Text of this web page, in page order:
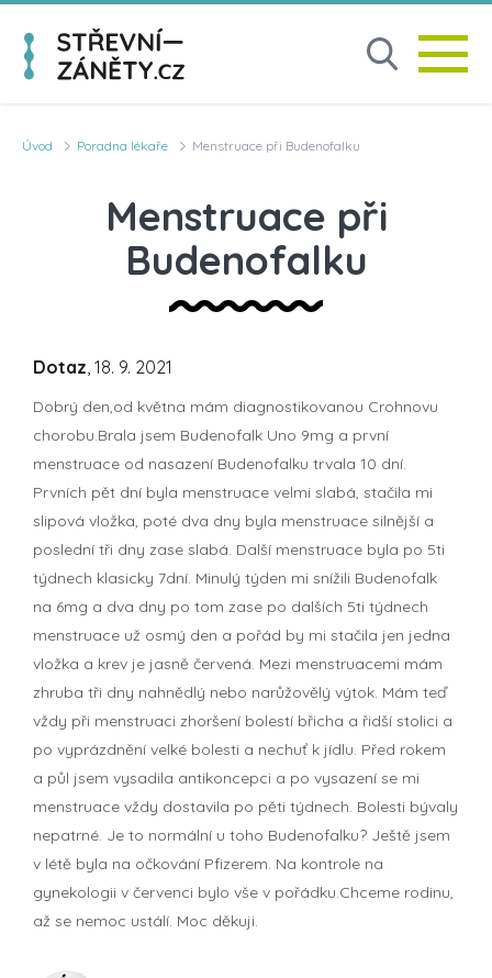
Úvod Poradna lékaře Menstruace při Budenofalku
Menstruace při
Budenofalku
Dotaz, 18. 9. 2021
Dobrý den,od května mám diagnostikovanou Crohnovu
chorobu.Brala jsem Budenofalk Uno 9mg a první
menstruace od nasazení Budenofalku trvala 10 dní.
Prvních pět dní byla menstruace velmi slabá, stačila mi
slipová vložka, poté dva dny byla menstruace silnější a
poslední tři dny zase slabá. Další menstruace byla po 5ti
týdnech klasicky 7dní. Minulý týden mi snížili Budenofalk
na 6mg a dva dny po tom zase po dalších 5ti týdnech
menstruace už osmý den a pořád by mi stačila jen jedna
vložka a krev je jasně červená. Mezi menstruacemi mám
zhruba tři dny nahnědlý nebo narůžovělý výtok. Mám teď
vždy při menstruaci zhoršení bolestí břicha a řidší stolici a
po vyprázdnění velké bolesti a nechuť k jídlu. Před rokem
a půl jsem vysadila antikoncepci a po vysazení se mi
menstruace vždy dostavila po pěti týdnech. Bolesti bývaly
nepatrné. Je to normální u toho Budenofalku? Ještě jsem
v létě byla na očkování Pfizerem. Na kontrole na
gynekologii v červenci bylo vše v pořádku.Chceme rodinu,
až se nemoc ustálí. Moc děkuji.